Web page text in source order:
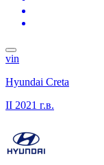
vin
Hyundai Creta
II 2021 г.в.